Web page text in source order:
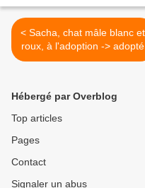
< Sacha, chat mâle blanc et
roux, à l'adoption -> adopté
Hébergé par Overblog
Top articles
Pages
Contact
Signaler un abus